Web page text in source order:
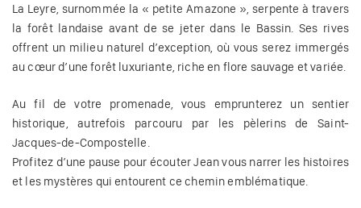
La Leyre, surnommée la « petite Amazone », serpente à travers
la forêt landaise avant de se jeter dans le Bassin. Ses rives
offrent un milieu naturel d’exception, où vous serez immergés
au cœur d’une forêt luxuriante, riche en flore sauvage et variée.
Au fil de votre promenade, vous emprunterez un sentier
historique, autrefois parcouru par les pèlerins de Saint-
Jacques-de-Compostelle.
Profitez d’une pause pour écouter Jean vous narrer les histoires
et les mystères qui entourent ce chemin emblématique.